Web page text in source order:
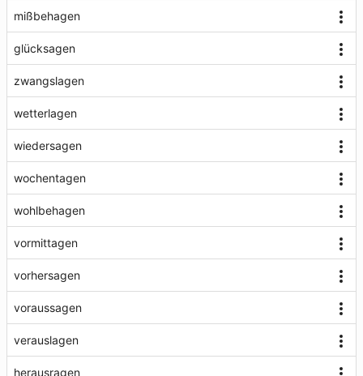
mißbehagen
glücksagen
zwangslagen
wetterlagen
wiedersagen
wochentagen
wohlbehagen
vormittagen
vorhersagen
voraussagen
verauslagen
herausragen